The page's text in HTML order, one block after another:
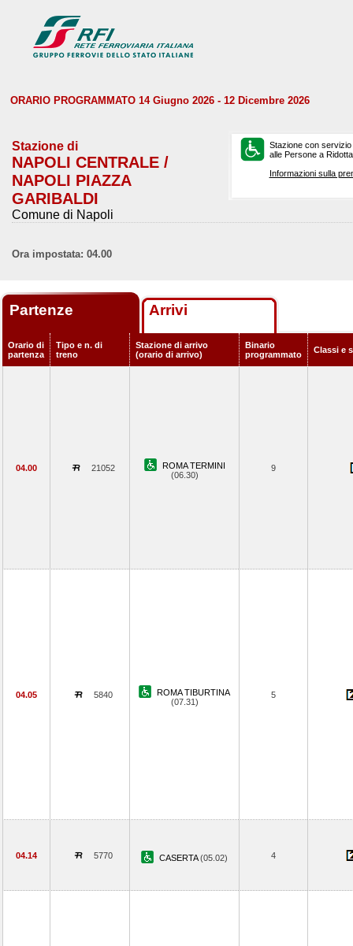
ORARIO PROGRAMMATO 14 Giugno 2026 - 12 Dicembre 2026
Stazione di
NAPOLI CENTRALE /
NAPOLI PIAZZA
GARIBALDI
Comune di Napoli
Stazione con
alle Persone a
Informazioni sulla
Ora impostata: 04.00
Partenze Arrivi
Orario di
partenza
Tipo e n. di
treno
Stazione di arrivo
(orario di arrivo)
Binario
programmato
Classi e
04.00 21052
ROMA TERMINI
(06.30)
9
04.05 5840
ROMA TIBURTINA
(07.31)
5
04.14 5770 CASERTA(05.02) 4